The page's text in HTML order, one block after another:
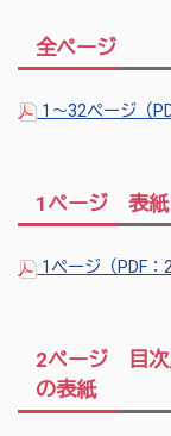
全ページ
1～32ページ（
1ページ 表紙
1ページ（PDF
2ページ 目次
の表紙